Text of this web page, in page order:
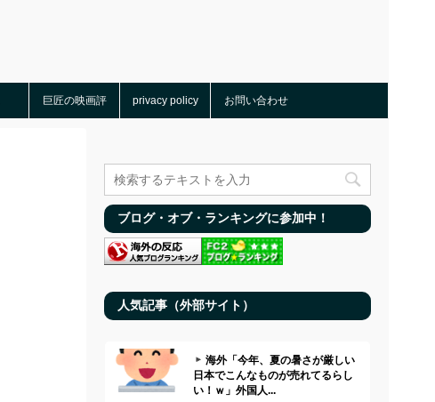
巨匠の映画評 privacy policy お問い合わせ
ブログ・オブ・ランキングに参加中！
人気記事（外部サイト）
海外「今年、夏の暑さが厳しい
日本でこんなものが売れてるらし
い！ｗ」外国人...